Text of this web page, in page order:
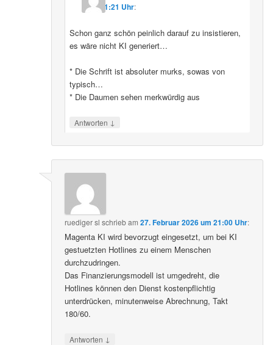
11:21 Uhr:
Schon ganz schön peinlich darauf zu insistieren,
es wäre nicht KI generiert…
* Die Schrift ist absoluter murks, sowas von
typisch…
* Die Daumen sehen merkwürdig aus
Antworten ↓
ruediger sl schriebam27. Februar 2026 um 21:00 Uhr:
Magenta KI wird bevorzugt eingesetzt, um bei KI
gestuetzten Hotlines zu einem Menschen
durchzudringen.
Das Finanzierungsmodell ist umgedreht, die
Hotlines können den Dienst kostenpflichtig
unterdrücken, minutenweise Abrechnung, Takt
180/60.
Antworten ↓